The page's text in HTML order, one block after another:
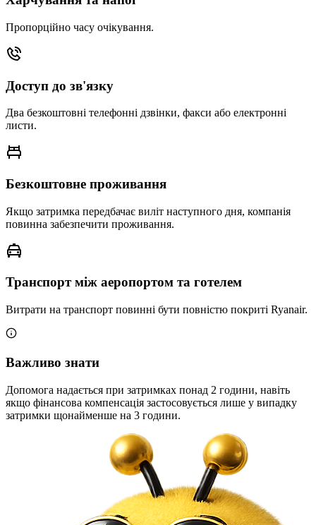
Пропорційно часу очікування.
Доступ до зв'язку
Два безкоштовні телефонні дзвінки, факси або електронні
листи.
Безкоштовне проживання
Якщо затримка передбачає виліт наступного дня, компанія
повинна забезпечити проживання.
Транспорт між аеропортом та готелем
Витрати на транспорт повинні бути повністю покриті Ryanair.
Важливо знати
Допомога надається при затримках понад 2 години, навіть
якщо фінансова компенсація застосовується лише у випадку
затримки щонайменше на 3 години.